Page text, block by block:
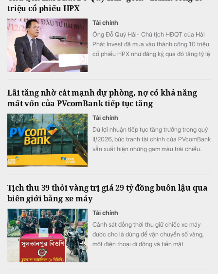
triệu cổ phiếu HPX
Tài chính
Ông Đỗ Quý Hải- Chủ tịch HĐQT của Hải
Phát Invest đã mua vào thành công 10 triệu
cổ phiếu HPX như đăng ký, qua đó tăng tỷ lệ
Lãi tăng nhờ cắt mạnh dự phòng, nợ có khả năng
mất vốn của PVcomBank tiếp tục tăng
Tài chính
Dù lợi nhuận tiếp tục tăng trưởng trong quý
II/2026, bức tranh tài chính của PVcomBank
vẫn xuất hiện những gam màu trái chiều.
có khả năng mất vốn (nợ nhóm 5) tiếp tục
tăng gần 20%, lên sát 3.900 tỷ đồng.
Tịch thu 39 thỏi vàng trị giá 29 tỷ đồng buôn lậu qua
biên giới bằng xe máy
Tài chính
Cảnh sát đồng thời thu giữ chiếc xe máy
được cho là dùng để vận chuyển số vàng,
một điện thoại di động và tiền mặt.